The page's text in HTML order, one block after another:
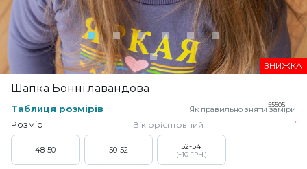
ЗНИЖКА
Шапка Бонні лавандова
55505
Таблиця розмірів Як правильно зняти заміри
Розмір Вік орієнтовний
48-50 50-52 52-54
(+10 ГРН.)